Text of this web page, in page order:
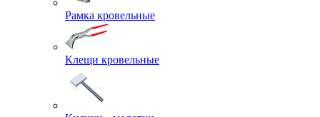
Рамка кровельные
Клещи кровельные